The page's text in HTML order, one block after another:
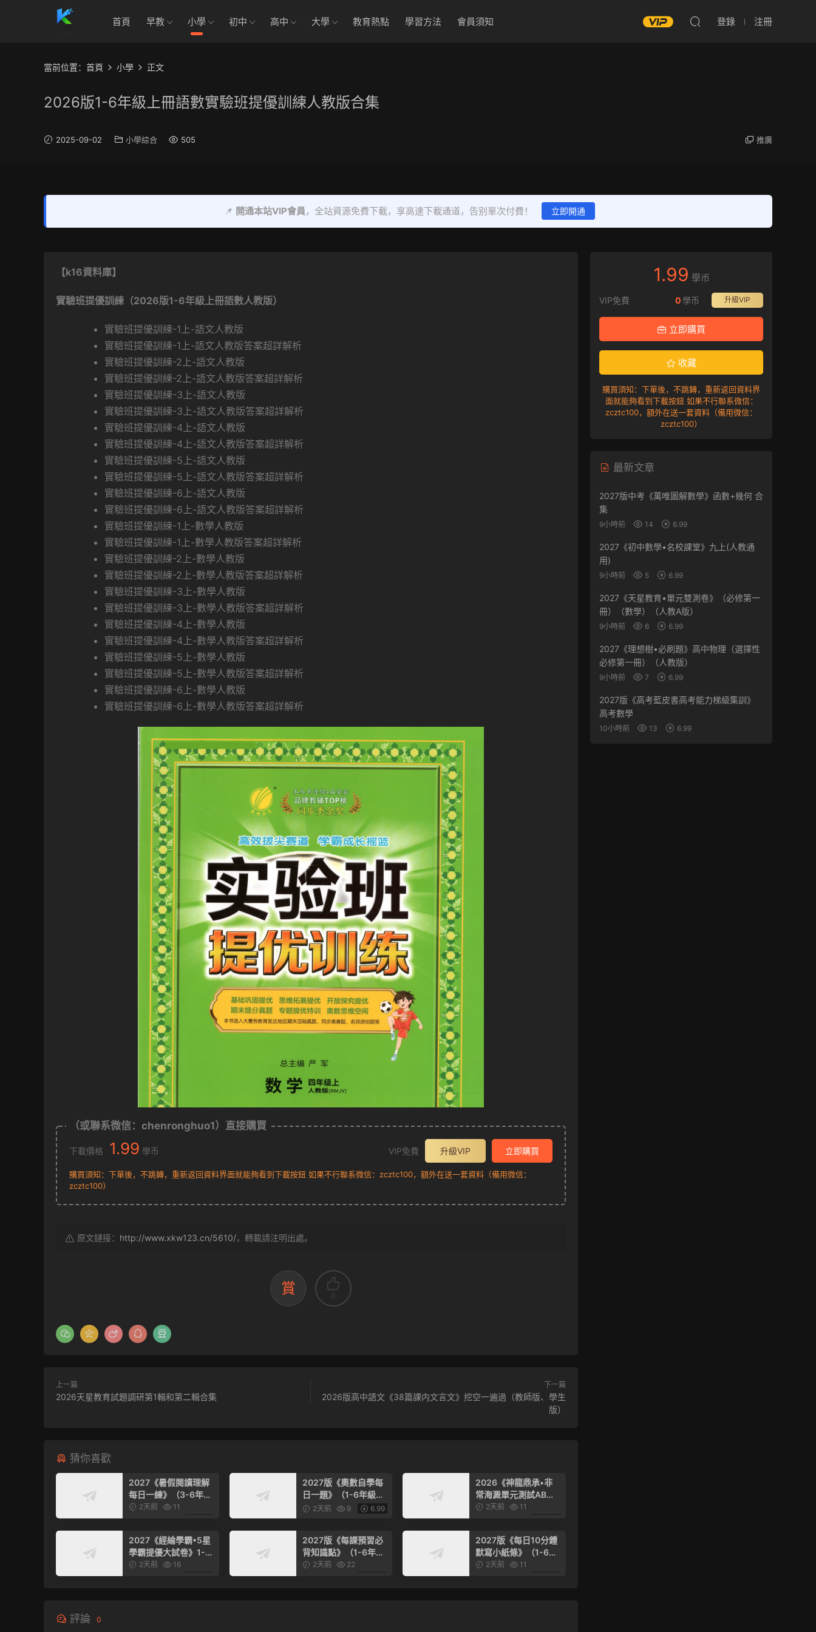
首頁 早教 小學 初中 高中 大學 教育熱點 學習方法 會員須知 登錄 注冊
當前位置： 首頁 小學 正文
2026版1-6年級上冊語數實驗班提優訓練人教版合集
2025-09-02 小學綜合 505 推廣
📌 開通本站VIP會員，全站資源免費下載，享高速下載通道，告别單次付費！ 立即開通
【k16資料庫】
實驗班提優訓練（2026版1-6年級上冊語數人教版）
實驗班提優訓練-1上-語文人教版
實驗班提優訓練-1上-語文人教版答案超詳解析
實驗班提優訓練-2上-語文人教版
實驗班提優訓練-2上-語文人教版答案超詳解析
實驗班提優訓練-3上-語文人教版
實驗班提優訓練-3上-語文人教版答案超詳解析
實驗班提優訓練-4上-語文人教版
實驗班提優訓練-4上-語文人教版答案超詳解析
實驗班提優訓練-5上-語文人教版
實驗班提優訓練-5上-語文人教版答案超詳解析
實驗班提優訓練-6上-語文人教版
實驗班提優訓練-6上-語文人教版答案超詳解析
實驗班提優訓練-1上-數學人教版
實驗班提優訓練-1上-數學人教版答案超詳解析
實驗班提優訓練-2上-數學人教版
實驗班提優訓練-2上-數學人教版答案超詳解析
實驗班提優訓練-3上-數學人教版
實驗班提優訓練-3上-數學人教版答案超詳解析
實驗班提優訓練-4上-數學人教版
實驗班提優訓練-4上-數學人教版答案超詳解析
實驗班提優訓練-5上-數學人教版
實驗班提優訓練-5上-數學人教版答案超詳解析
實驗班提優訓練-6上-數學人教版
實驗班提優訓練-6上-數學人教版答案超詳解析
（或聯系微信：chenronghuo1）直接購買
下載價格 1.99 學币 VIP免費 升級VIP 立即購買
購買須知：下單後，不跳轉，重新返回資料界面就能夠看到下載按鈕 如果不行聯系微信：zcztc100，額外在送一套資料（備用微信：
zcztc100）
原文鏈接： http://www.xkw123.cn/5610/，轉載請注明出處。
賞 0
上一篇
2026天星教育試題調研第1輯和第二輯合集
下一篇
2026版高中語文《38篇課内文言文》挖空一遍過（教師版、學生
版）
猜你喜歡
2027《暑假閱讀理解
每日一練》（3-6年級
上英語）
2天前
11
2027版《奧數自學每
日一題》（1-6年級上
數學）
2天前 9 6.99
2026《神龍鼎承•非
常海澱單元測試AB
卷》（3-4年級上）
2天前
11
2027《經綸學霸•5星
學霸提優大試卷》1-6
年級上數學（人教版）
2天前
16
2027版《每課預習必
背知識點》（1-6年級
上）（語文）
2天前
22
2027版《每日10分鍾
默寫小紙條》（1-6年
級上語文）
2天前
11
評論 0
1.99 學币
VIP免費 升級VIP
0 學币
立即購買
收藏
購買須知：下單後，不跳轉，重新返回資料界
面就能夠看到下載按鈕 如果不行聯系微信：
zcztc100，額外在送一套資料（備用微信：
zcztc100）
最新文章
2027版中考《萬唯圖解數學》函數+幾何 合
集
9小時前 14 6.99
2027《初中數學•名校課堂》九上(人教通
用)
9小時前 5 6.99
2027《天星教育•單元雙測卷》（必修第一
冊）（數學）（人教A版）
9小時前 6 6.99
2027《理想樹•必刷題》高中物理（選擇性
必修第一冊）（人教版）
9小時前 7 6.99
2027版《高考藍皮書高考能力梯級集訓》
高考數學
10小時前 13 6.99